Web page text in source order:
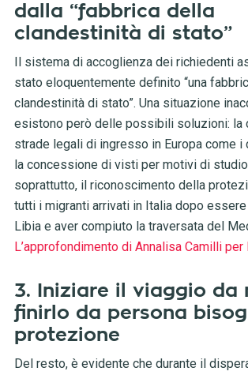
dalla “fabbrica della
clandestinità di stato”
Il sistema di accoglienza dei richiedenti
stato eloquentemente definito “una
clandestinità di stato”. Una situazione
esistono però delle possibili soluzioni: la
strade legali di ingresso in Europa come i
la concessione di visti per motivi di
soprattutto, il riconoscimento della
tutti i migranti arrivati in Italia dopo
Libia e aver compiuto la traversata del
L’approfondimento di Annalisa Camilli
3. Iniziare il viaggio da
finirlo da persona
protezione
Del resto, è evidente che durante il